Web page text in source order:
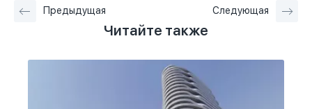
Предыдущая Следующая
Читайте также